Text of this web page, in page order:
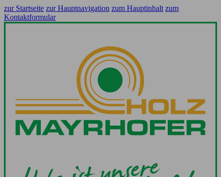
zur Startseite zur Hauptnavigation zum Hauptinhalt zum
Kontaktformular